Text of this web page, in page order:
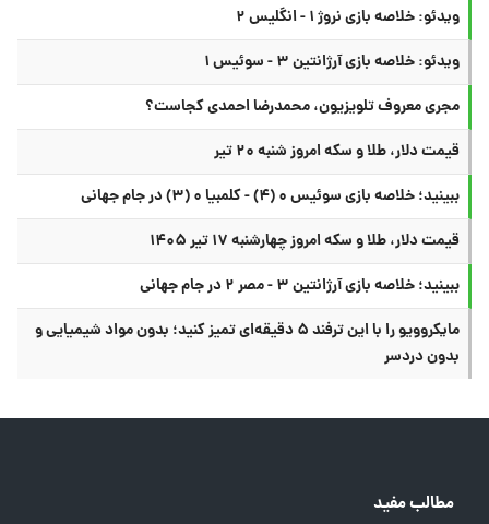
ویدئو: خلاصه بازی نروژ ۱ - انگلیس ۲
ویدئو: خلاصه بازی آرژانتین ۳ - سوئیس ۱
مجری معروف تلویزیون، محمدرضا احمدی کجاست؟
قیمت دلار، طلا و سکه امروز شنبه ۲۰ تیر
ببینید؛ خلاصه بازی سوئیس ۰ (۴) - کلمبیا ۰ (۳) در جام جهانی
قیمت دلار، طلا و سکه امروز چهارشنبه ۱۷ تیر ۱۴۰۵
ببینید؛ خلاصه بازی آرژانتین ۳ - مصر ۲ در جام جهانی
مایکروویو را با این ترفند ۵ دقیقه‌ای تمیز کنید؛ بدون مواد شیمیایی و
بدون دردسر
مطالب مفید